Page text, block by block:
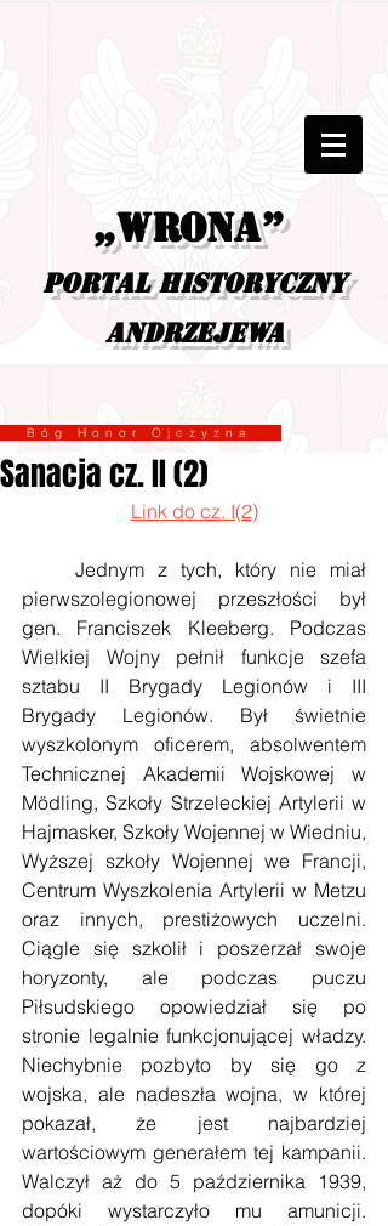
„Wrona”
portal historyczny
Andrzejewa
Honor Ojczyzna
Sanacja cz. II (2)
Link do cz. I(2)
Jednym z tych, który nie miał
pierwszolegionowej przeszłości był
gen. Franciszek Kleeberg. Podczas
Wielkiej Wojny pełnił funkcje szefa
sztabu II Brygady Legionów i III
Brygady Legionów. Był świetnie
wyszkolonym oficerem, absolwentem
Technicznej Akademii Wojskowej w
Mödling, Szkoły Strzeleckiej Artylerii w
Hajmasker, Szkoły Wojennej w Wiedniu,
Wyższej szkoły Wojennej we Francji,
Centrum Wyszkolenia Artylerii w Metzu
oraz innych, prestiżowych uczelni.
Ciągle się szkolił i poszerzał swoje
horyzonty, ale podczas puczu
Piłsudskiego opowiedział się po
stronie legalnie funkcjonującej władzy.
Niechybnie pozbyto by się go z
wojska, ale nadeszła wojna, w której
pokazał, że jest najbardziej
wartościowym generałem tej kampanii.
Walczył aż do 5 października 1939,
dopóki wystarczyło mu amunicji.